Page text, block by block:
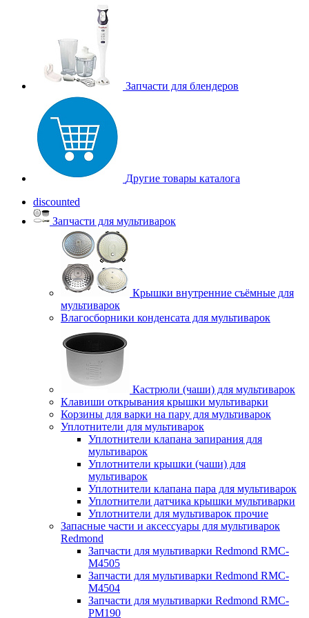
Запчасти для блендеров
Другие товары каталога
discounted
Запчасти для мультиварок
Крышки внутренние съёмные для
мультиварок
Влагосборники конденсата для мультиварок
Кастрюли (чаши) для мультиварок
Клавиши открывания крышки мультиварки
Корзины для варки на пару для мультиварок
Уплотнители для мультиварок
Уплотнители клапана запирания для
мультиварок
Уплотнители крышки (чаши) для
мультиварок
Уплотнители клапана пара для мультиварок
Уплотнители датчика крышки мультиварки
Уплотнители для мультиварок прочие
Запасные части и аксессуары для мультиварок
Redmond
Запчасти для мультиварки Redmond RMC-
M4505
Запчасти для мультиварки Redmond RMC-
M4504
Запчасти для мультиварки Redmond RMC-
PM190